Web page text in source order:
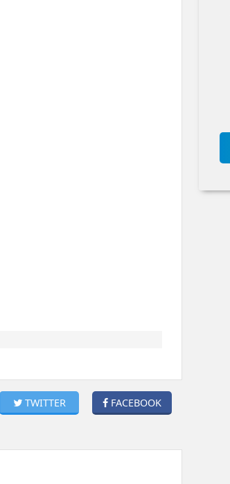
FACEBOOK
TWITTER